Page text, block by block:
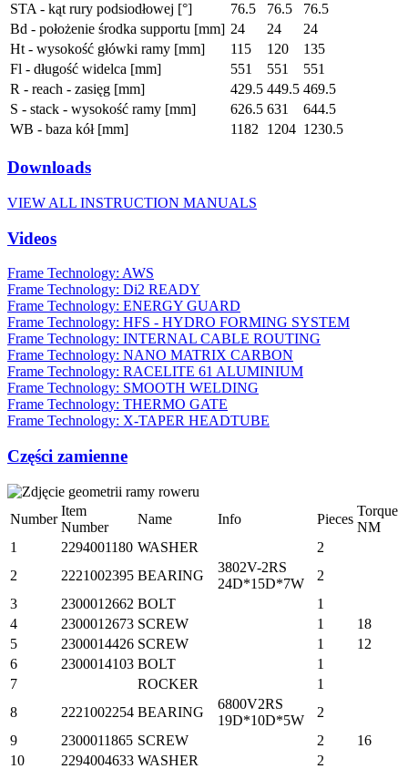
STA - kąt rury podsiodłowej [°]
76.5 76.5
76.5
Bd - położenie środka supportu [mm] 24 24
24
Ht - wysokość główki ramy [mm]
115 120
135
Fl - długość widelca [mm]
551 551
551
R - reach - zasięg [mm]
429.5 449.5 469.5
S - stack - wysokość ramy [mm]
626.5 631
644.5
WB - baza kół [mm]
1182 1204 1230.5
Downloads
VIEW ALL INSTRUCTION MANUALS
Videos
Frame Technology: AWS
Frame Technology: Di2 READY
Frame Technology: ENERGY GUARD
Frame Technology: HFS - HYDRO FORMING SYSTEM
Frame Technology: INTERNAL CABLE ROUTING
Frame Technology: NANO MATRIX CARBON
Frame Technology: RACELITE 61 ALUMINIUM
Frame Technology: SMOOTH WELDING
Frame Technology: THERMO GATE
Frame Technology: X-TAPER HEADTUBE
Części zamienne
Number
Item
Number
Name Info Pieces
Torque
NM
1
2294001180 WASHER
2
2
2221002395 BEARING
3802V-2RS
24D*15D*7W
2
3
2300012662 BOLT
1
4
2300012673 SCREW 1
18
5
2300014426 SCREW 1
12
6
2300014103 BOLT
1
7
ROCKER
1
8
2221002254 BEARING
6800V2RS
19D*10D*5W
2
9
2300011865 SCREW 2
16
10
2294004633 WASHER
2